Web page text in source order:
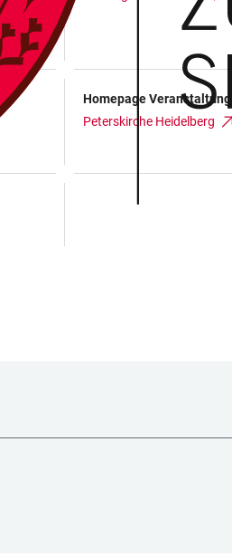
Homepage Veranstaltung
Peterskirche Heidelberg